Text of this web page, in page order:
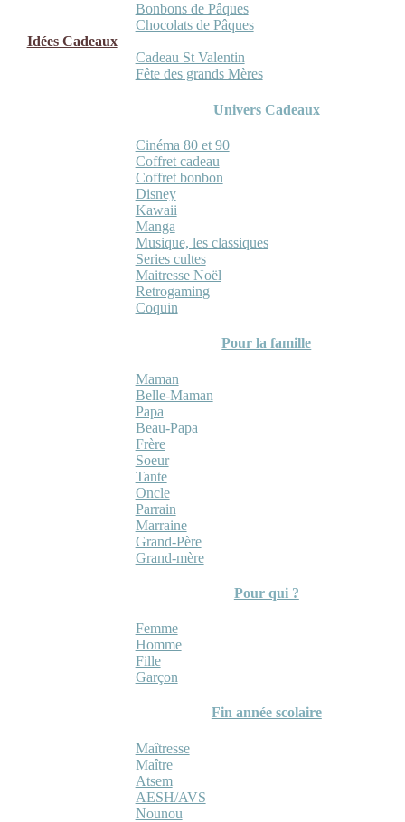
Bonbons de Pâques
Chocolats de Pâques
Idées Cadeaux
Cadeau St Valentin
Fête des grands Mères
Univers Cadeaux
Cinéma 80 et 90
Coffret cadeau
Coffret bonbon
Disney
Kawaii
Manga
Musique, les classiques
Series cultes
Maitresse Noël
Retrogaming
Coquin
Pour la famille
Maman
Belle-Maman
Papa
Beau-Papa
Frère
Soeur
Tante
Oncle
Parrain
Marraine
Grand-Père
Grand-mère
Pour qui ?
Femme
Homme
Fille
Garçon
Fin année scolaire
Maîtresse
Maître
Atsem
AESH/AVS
Nounou